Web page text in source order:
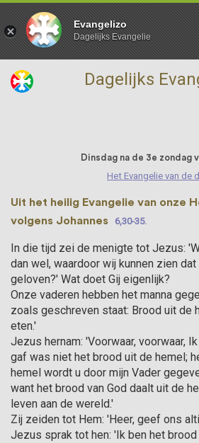
Evangelizo
Dagelijks Evangelie
Dagelijks
Dinsdag na de 3e zondag
Het Evangelie van de
Uit het heilig Evangelie van onze
volgens Johannes
6,30-35.
In die tijd zei de menigte tot Jezus:
dan wel, waardoor wij kunnen zien
geloven?' Wat doet Gij eigenlijk?
Onze vaderen hebben het manna
zoals geschreven staat: Brood uit de
eten.'
Jezus hernam: 'Voorwaar, voorwaar,
gaf was niet het brood uit de hemel;
hemel wordt u door mijn Vader
want het brood van God daalt uit de
leven aan de wereld.'
Zij zeiden tot Hem: 'Heer, geef ons
Jezus sprak tot hen: 'Ik ben het